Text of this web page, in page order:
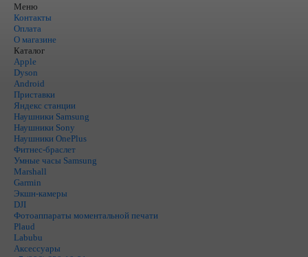
Меню
Контакты
Оплата
О магазине
Каталог
Apple
Dyson
Android
Приставки
Яндекс станции
Наушники Samsung
Наушники Sony
Наушники OnePlus
Фитнес-браслет
Умные часы Samsung
Marshall
Garmin
Экшн-камеры
DJI
Фотоаппараты моментальной печати
Plaud
Labubu
Аксессуары